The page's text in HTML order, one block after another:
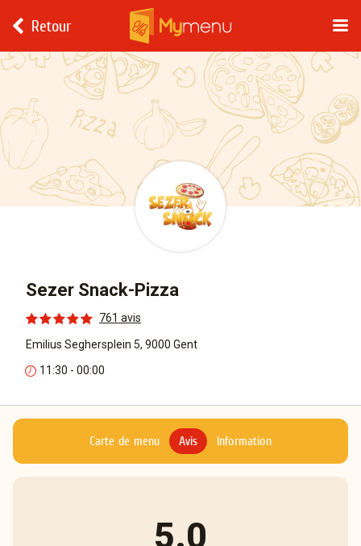
Retour
Sezer Snack-Pizza
761 avis
Emilius Seghersplein 5, 9000 Gent
11:30 - 00:00
Carte de menu Avis Information
5.0